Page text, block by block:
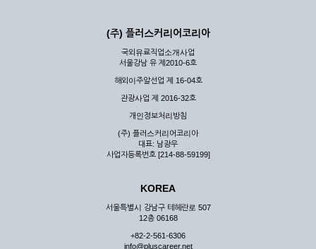
(주) 플러스커리어코리아
국외유료직업소개사업
서울강남 유 제2010-6호
해외이주알선업 제 16-04호
관광사업 제 2016-32호
개인정보처리방침
(주) 플러스커리어코리아
대표: 남광우
사업자등록번호 [214-88-59199]
KOREA
서울특별시 강남구 테헤란로 507
12층 06168
+82-2-561-6306
info@pluscareer.net